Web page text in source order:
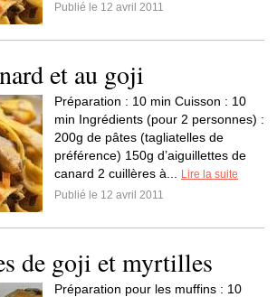
Publié le 12 avril 2011
et au goji
Préparation : 10 min Cuisson : 10
min Ingrédients (pour 2 personnes) :
200g de pâtes (tagliatelles de
préférence) 150g d’aiguillettes de
canard 2 cuillères à...
Lire la suite
Publié le 12 avril 2011
de goji et myrtilles
Préparation pour les muffins : 10